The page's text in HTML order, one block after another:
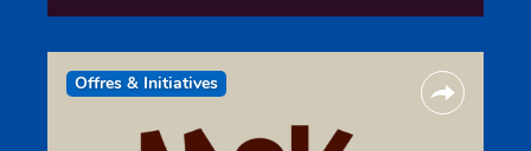
Offres & Initiatives